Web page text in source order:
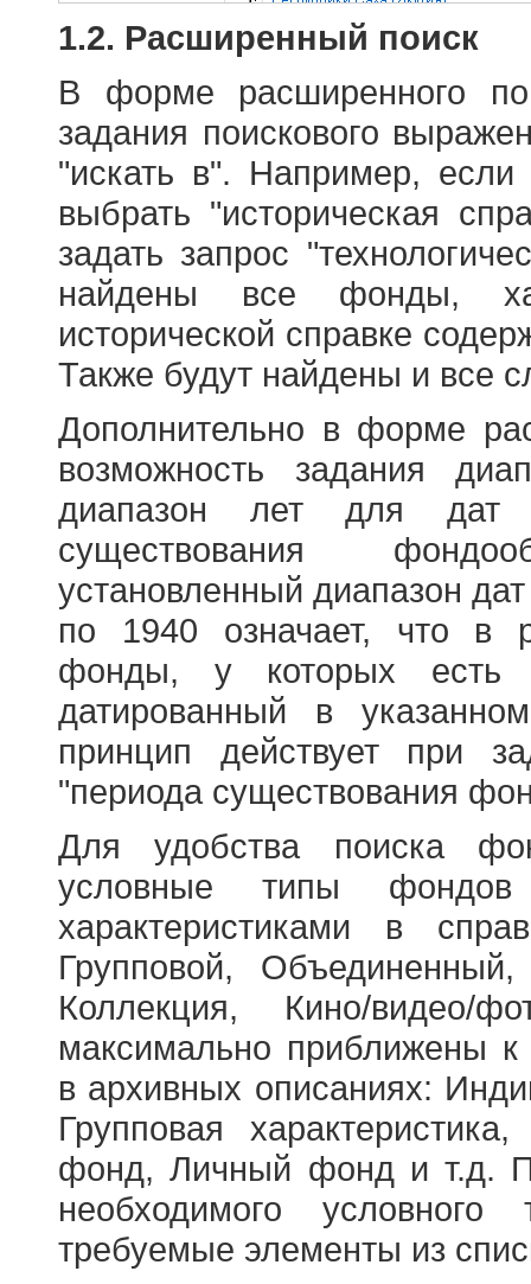
1.2. Расширенный поиск
В форме расширенного
задания поискового
"искать в". Например,
выбрать "историческая
задать запрос
найдены все фонды,
исторической справке
Также будут найдены и все
Дополнительно в форме
возможность задания
диапазон лет для
существования
установленный диапазон
по 1940 означает, что в
фонды, у которых есть
датированный в
принцип действует при
"периода существования
Для удобства поиска
условные типы
характеристиками в
Групповой,
Коллекция, Кино/
максимально приближены
в архивных описаниях:
Групповая
фонд, Личный фонд и т.д.
необходимого
требуемые элементы из